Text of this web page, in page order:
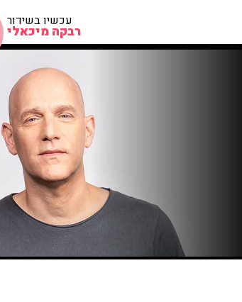
עכשיו בשידור
רבקה מיכאלי